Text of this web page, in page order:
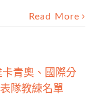
Read More
卡青奧、國際分
隊教練名單